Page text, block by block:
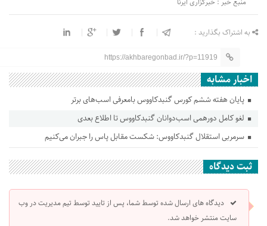
به اشتراک بگذارید :
https://akhbaregonbad.ir/?p=11919
اخبار مشابه
پایان هفته ششم کورس گنبدکاووس بامعرفی اسب‌های برتر
لغو کامل دورهمی اسب‌دوانان گنبدکاووس تا اطلاع بعدی
سرمربی استقلال گنبدکاووس: شکست مقابل پاس را جبران می‌کنیم
ثبت دیدگاه
دیدگاه های ارسال شده توسط شما، پس از تایید توسط تیم مدیریت در وب
سایت منتشر خواهد شد.